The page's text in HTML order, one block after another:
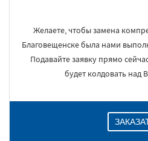
Желаете, чтобы замена
Благовещенске была нами
Подавайте заявку прямо
будет колдовать над